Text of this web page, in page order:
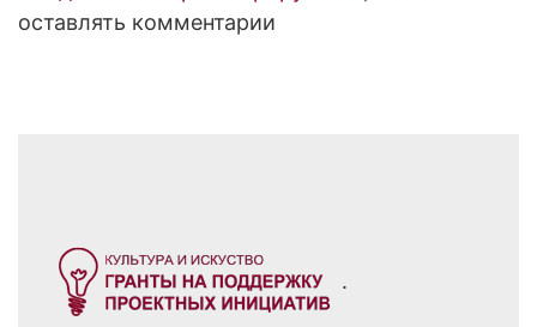
оставлять комментарии
.